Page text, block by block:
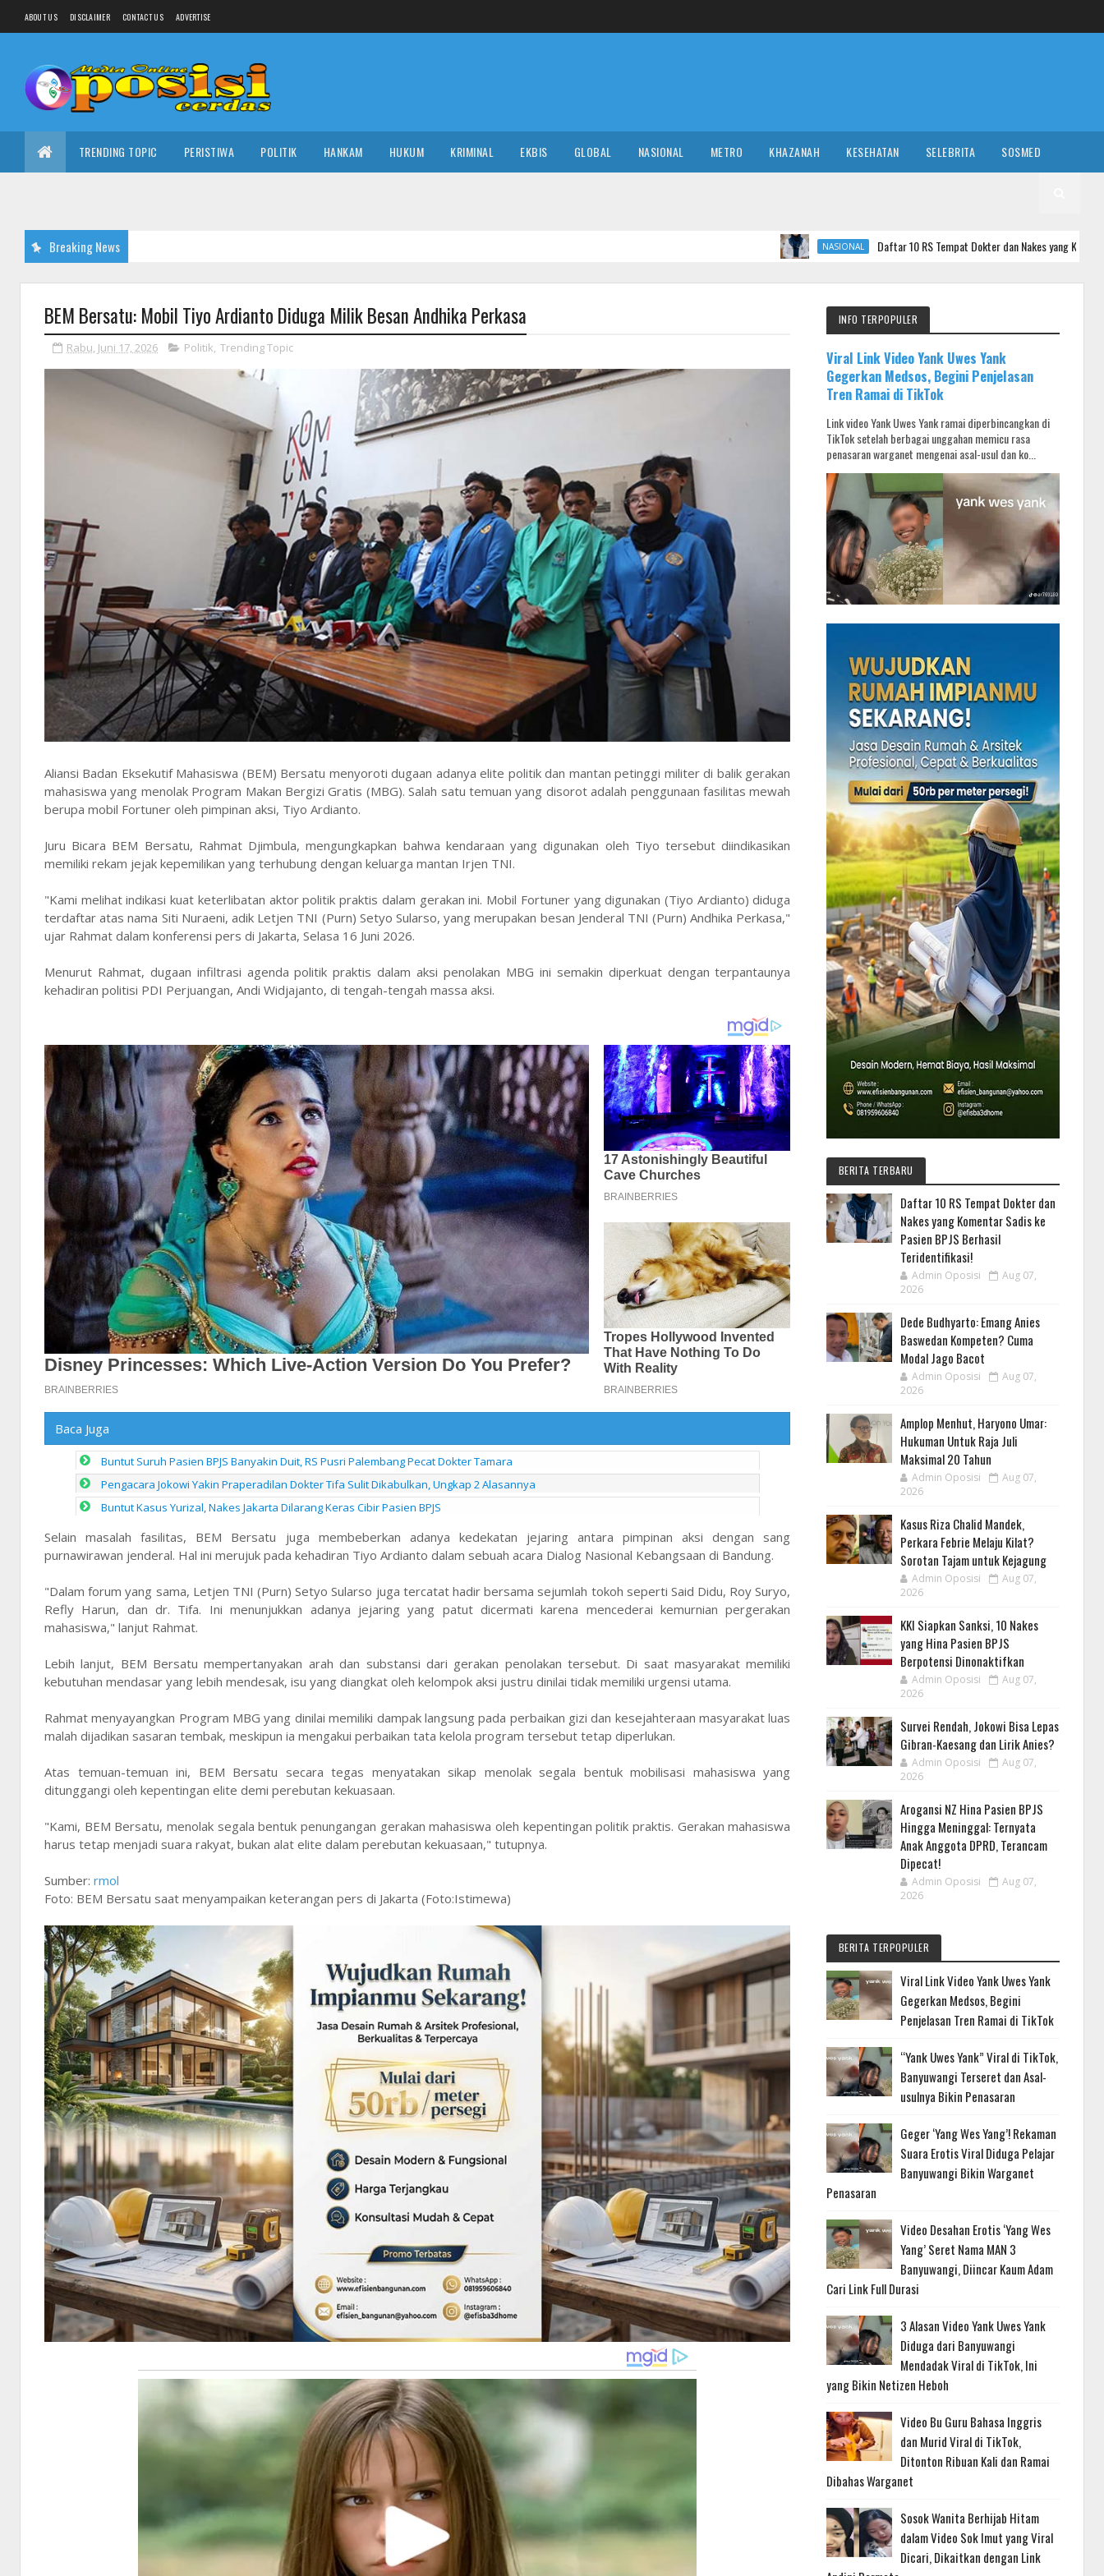
ABOUT US DISCLAIMER CONTACT US ADVERTISE
TRENDING TOPIC PERISTIWA POLITIK HANKAM HUKUM KRIMINAL EKBIS GLOBAL NASIONAL METRO KHAZANAH KESEHATAN SELEBRITA SOSMED
Breaking News NASIONAL Daftar 10 RS Tempat Dokter dan Nakes yang Komentar Sadis ke
BEM Bersatu: Mobil Tiyo Ardianto Diduga Milik Besan Andhika Perkasa
Rabu, Juni 17, 2026 Politik, Trending Topic
Aliansi Badan Eksekutif Mahasiswa (BEM) Bersatu menyoroti dugaan adanya elite politik dan mantan petinggi militer di balik gerakan
mahasiswa yang menolak Program Makan Bergizi Gratis (MBG). Salah satu temuan yang disorot adalah penggunaan fasilitas mewah
berupa mobil Fortuner oleh pimpinan aksi, Tiyo Ardianto.
Juru Bicara BEM Bersatu, Rahmat Djimbula, mengungkapkan bahwa kendaraan yang digunakan oleh Tiyo tersebut diindikasikan
memiliki rekam jejak kepemilikan yang terhubung dengan keluarga mantan Irjen TNI.
"Kami melihat indikasi kuat keterlibatan aktor politik praktis dalam gerakan ini. Mobil Fortuner yang digunakan (Tiyo Ardianto) diduga
terdaftar atas nama Siti Nuraeni, adik Letjen TNI (Purn) Setyo Sularso, yang merupakan besan Jenderal TNI (Purn) Andhika Perkasa,"
ujar Rahmat dalam konferensi pers di Jakarta, Selasa 16 Juni 2026.
Menurut Rahmat, dugaan infiltrasi agenda politik praktis dalam aksi penolakan MBG ini semakin diperkuat dengan terpantaunya
kehadiran politisi PDI Perjuangan, Andi Widjajanto, di tengah-tengah massa aksi.
Baca Juga
Buntut Suruh Pasien BPJS Banyakin Duit, RS Pusri Palembang Pecat Dokter Tamara
Pengacara Jokowi Yakin Praperadilan Dokter Tifa Sulit Dikabulkan, Ungkap 2 Alasannya
Buntut Kasus Yurizal, Nakes Jakarta Dilarang Keras Cibir Pasien BPJS
Selain masalah fasilitas, BEM Bersatu juga membeberkan adanya kedekatan jejaring antara pimpinan aksi dengan sang
purnawirawan jenderal. Hal ini merujuk pada kehadiran Tiyo Ardianto dalam sebuah acara Dialog Nasional Kebangsaan di Bandung.
"Dalam forum yang sama, Letjen TNI (Purn) Setyo Sularso juga tercatat hadir bersama sejumlah tokoh seperti Said Didu, Roy Suryo,
Refly Harun, dan dr. Tifa. Ini menunjukkan adanya jejaring yang patut dicermati karena mencederai kemurnian pergerakan
mahasiswa," lanjut Rahmat.
Lebih lanjut, BEM Bersatu mempertanyakan arah dan substansi dari gerakan penolakan tersebut. Di saat masyarakat memiliki
kebutuhan mendasar yang lebih mendesak, isu yang diangkat oleh kelompok aksi justru dinilai tidak memiliki urgensi utama.
Rahmat menyayangkan Program MBG yang dinilai memiliki dampak langsung pada perbaikan gizi dan kesejahteraan masyarakat luas
malah dijadikan sasaran tembak, meskipun ia mengakui perbaikan tata kelola program tersebut tetap diperlukan.
Atas temuan-temuan ini, BEM Bersatu secara tegas menyatakan sikap menolak segala bentuk mobilisasi mahasiswa yang
ditunggangi oleh kepentingan elite demi perebutan kekuasaan.
"Kami, BEM Bersatu, menolak segala bentuk penungangan gerakan mahasiswa oleh kepentingan politik praktis. Gerakan mahasiswa
harus tetap menjadi suara rakyat, bukan alat elite dalam perebutan kekuasaan," tutupnya.
Sumber: rmol
Foto: BEM Bersatu saat menyampaikan keterangan pers di Jakarta (Foto:Istimewa)
INFO TERPOPULER
Viral Link Video Yank Uwes Yank
Gegerkan Medsos, Begini Penjelasan
Tren Ramai di TikTok
Link video Yank Uwes Yank ramai diperbincangkan di
TikTok setelah berbagai unggahan memicu rasa
penasaran warganet mengenai asal-usul dan ko...
BERITA TERBARU
Daftar 10 RS Tempat Dokter dan
Nakes yang Komentar Sadis ke
Pasien BPJS Berhasil
Teridentifikasi!
Admin Oposisi
Aug 07,
2026
Dede Budhyarto: Emang Anies
Baswedan Kompeten? Cuma
Modal Jago Bacot
Admin Oposisi
Aug 07,
2026
Amplop Menhut, Haryono Umar:
Hukuman Untuk Raja Juli
Maksimal 20 Tahun
Admin Oposisi
Aug 07,
2026
Kasus Riza Chalid Mandek,
Perkara Febrie Melaju Kilat?
Sorotan Tajam untuk Kejagung
Admin Oposisi
Aug 07,
2026
KKI Siapkan Sanksi, 10 Nakes
yang Hina Pasien BPJS
Berpotensi Dinonaktifkan
Admin Oposisi
Aug 07,
2026
Survei Rendah, Jokowi Bisa Lepas
Gibran-Kaesang dan Lirik Anies?
Admin Oposisi
Aug 07,
2026
Arogansi NZ Hina Pasien BPJS
Hingga Meninggal: Ternyata
Anak Anggota DPRD, Terancam
Dipecat!
Admin Oposisi
Aug 07,
2026
BERITA TERPOPULER
Viral Link Video Yank Uwes Yank
Gegerkan Medsos, Begini
Penjelasan Tren Ramai di TikTok
“Yank Uwes Yank” Viral di TikTok,
Banyuwangi Terseret dan Asal-
usulnya Bikin Penasaran
Geger ‘Yang Wes Yang’! Rekaman
Suara Erotis Viral Diduga Pelajar
Banyuwangi Bikin Warganet
Penasaran
Video Desahan Erotis ‘Yang Wes
Yang’ Seret Nama MAN 3
Banyuwangi, Diincar Kaum Adam
Cari Link Full Durasi
3 Alasan Video Yank Uwes Yank
Diduga dari Banyuwangi
Mendadak Viral di TikTok, Ini
yang Bikin Netizen Heboh
Video Bu Guru Bahasa Inggris
dan Murid Viral di TikTok,
Ditonton Ribuan Kali dan Ramai
Dibahas Warganet
Sosok Wanita Berhijab Hitam
dalam Video Sok Imut yang Viral
Dicari, Dikaitkan dengan Link